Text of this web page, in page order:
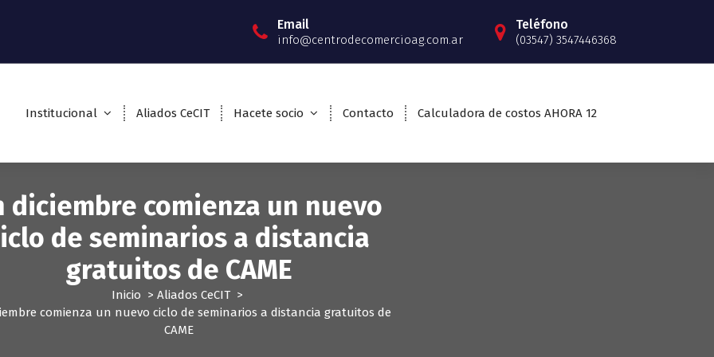
Email
info@centrodecomercioag.com.ar
Teléfono
(03547) 3547446368
Institucional Aliados CeCIT Hacete socio Contacto Calculadora de costos AHORA 12
diciembre comienza un nuevo
de seminarios a distancia
gratuitos de CAME
Inicio > Aliados CeCIT>
comienza un nuevo ciclo de seminarios a distancia gratuitos de
CAME